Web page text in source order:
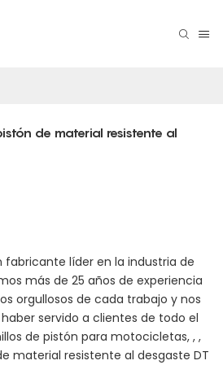
de material resistente al
fabricante líder en la industria de
más de 25 años de experiencia
orgullosos de cada trabajo y nos
servido a clientes de todo el
de pistón para motocicletas, , ,
material resistente al desgaste DT